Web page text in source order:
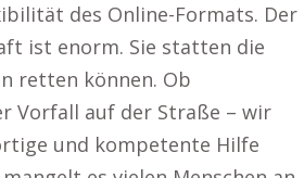
des Online-Formats. Der
ist enorm. Sie statten die
retten können. Ob
Vorfall auf der Straße – wir
und kompetente Hilfe